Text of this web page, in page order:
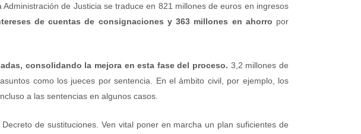
de Justicia se traduce en 821 millones de euros en ingresos
de cuentas de consignaciones y 363 millones en ahorro por
consolidando la mejora en esta fase del proceso. 3,2 millones de
como los jueces por sentencia. En el ámbito civil, por ejemplo, los
a las sentencias en algunos casos.
de sustituciones. Ven vital poner en marcha un plan suficientes de